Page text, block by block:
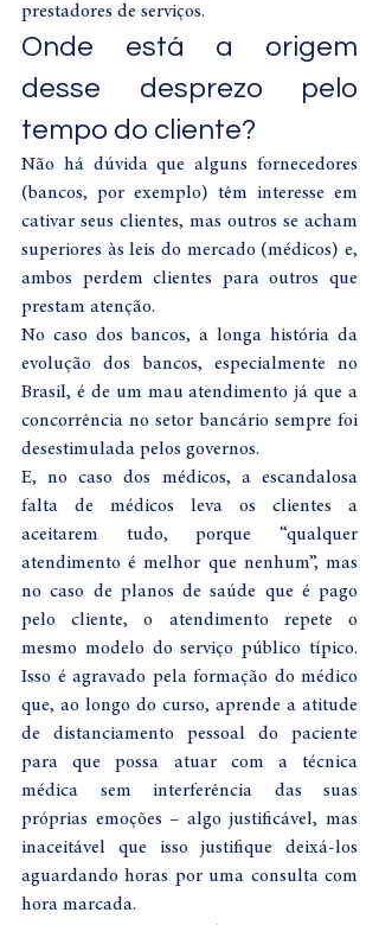
prestadores de serviços.
Onde está a origem
desse desprezo pelo
tempo do cliente?
Não há dúvida que alguns fornecedores
(bancos, por exemplo) têm interesse em
cativar seus clientes, mas outros se acham
superiores às leis do mercado (médicos) e,
ambos perdem clientes para outros que
prestam atenção.
No caso dos bancos, a longa história da
evolução dos bancos, especialmente no
Brasil, é de um mau atendimento já que a
concorrência no setor bancário sempre foi
desestimulada pelos governos.
E, no caso dos médicos, a escandalosa
falta de médicos leva os clientes a
aceitarem tudo, porque “qualquer
atendimento é melhor que nenhum”, mas
no caso de planos de saúde que é pago
pelo cliente, o atendimento repete o
mesmo modelo do serviço público típico.
Isso é agravado pela formação do médico
que, ao longo do curso, aprende a atitude
de distanciamento pessoal do paciente
para que possa atuar com a técnica
médica sem interferência das suas
próprias emoções – algo justificável, mas
inaceitável que isso justifique deixá-los
aguardando horas por uma consulta com
hora marcada.